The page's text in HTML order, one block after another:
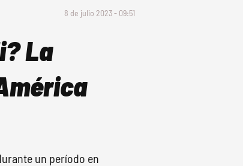
8 de julio 2023 - 09:51
La
un período en